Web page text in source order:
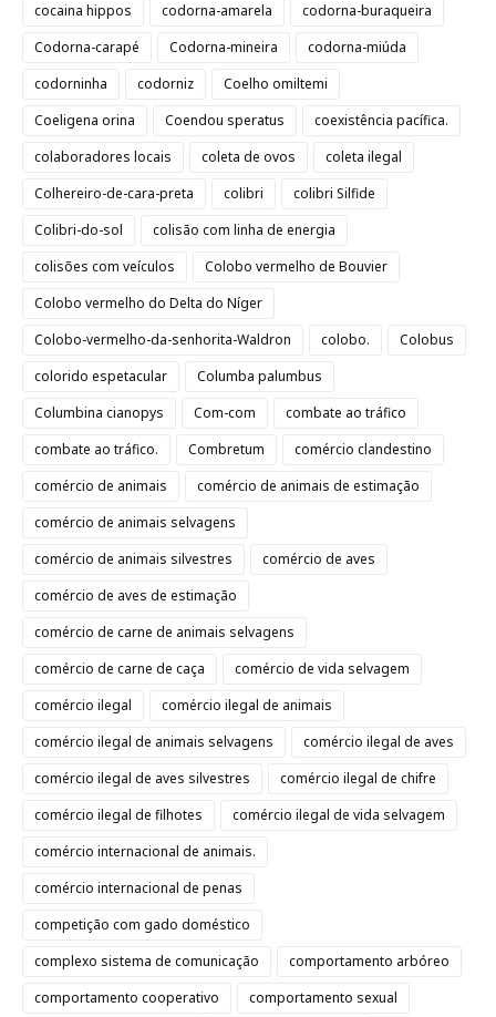
cocaina hippos
codorna-amarela
codorna-buraqueira
Codorna-carapé
Codorna-mineira
codorna-miúda
codorninha
codorniz
Coelho omiltemi
Coeligena orina
Coendou speratus
coexistência pacífica.
colaboradores locais
coleta de ovos
coleta ilegal
Colhereiro-de-cara-preta
colibri
colibri Silfide
Colibri-do-sol
colisão com linha de energia
colisões com veículos
Colobo vermelho de Bouvier
Colobo vermelho do Delta do Níger
Colobo-vermelho-da-senhorita-Waldron
colobo.
Colobus
colorido espetacular
Columba palumbus
Columbina cianopys
Com-com
combate ao tráfico
combate ao tráfico.
Combretum
comércio clandestino
comércio de animais
comércio de animais de estimação
comércio de animais selvagens
comércio de animais silvestres
comércio de aves
comércio de aves de estimação
comércio de carne de animais selvagens
comércio de carne de caça
comércio de vida selvagem
comércio ilegal
comércio ilegal de animais
comércio ilegal de animais selvagens
comércio ilegal de aves
comércio ilegal de aves silvestres
comércio ilegal de chifre
comércio ilegal de filhotes
comércio ilegal de vida selvagem
comércio internacional de animais.
comércio internacional de penas
competição com gado doméstico
complexo sistema de comunicação
comportamento arbóreo
comportamento cooperativo
comportamento sexual